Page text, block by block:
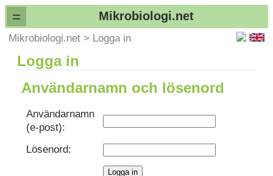
= Mikrobiologi.net
Mikrobiologi.net > Logga in
Logga in
Användarnamn och lösenord
Användarnamn
(e-post):
Lösenord: